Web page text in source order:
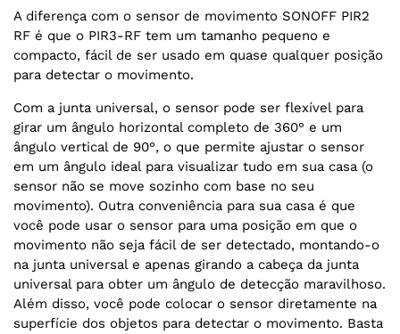
A diferença com o sensor de movimento SONOFF PIR2
RF é que o PIR3-RF tem um tamanho pequeno e
compacto, fácil de ser usado em quase qualquer posição
para detectar o movimento.
Com a junta universal, o sensor pode ser flexível para
girar um ângulo horizontal completo de 360° e um
ângulo vertical de 90°, o que permite ajustar o sensor
em um ângulo ideal para visualizar tudo em sua casa (o
sensor não se move sozinho com base no seu
movimento). Outra conveniência para sua casa é que
você pode usar o sensor para uma posição em que o
movimento não seja fácil de ser detectado, montando-o
na junta universal e apenas girando a cabeça da junta
universal para obter um ângulo de detecção maravilhoso.
Além disso, você pode colocar o sensor diretamente na
superfície dos objetos para detectar o movimento. Basta